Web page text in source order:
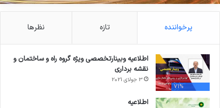
پرخواننده تازه نظرها
71%
اطلاعیه وبینارتخصصی ویژه گروه راه و ساختمان و
نقشه برداری
3 جولای 2021
اطلاعیه